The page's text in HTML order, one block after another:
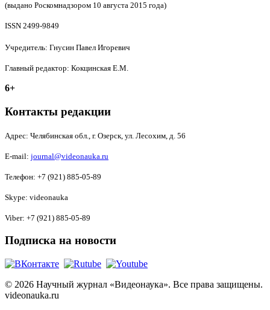
(выдано Роскомнадзором 10 августа 2015 года)
ISSN 2499-9849
Учредитель: Гнусин Павел Игоревич
Главный редактор: Кокцинская Е.М.
6+
Контакты редакции
Адрес: Челябинская обл., г. Озерск, ул. Лесохим, д. 56
E-mail: journal@videonauka.ru
Телефон: +7 (921) 885-05-89
Skype: videonauka
Viber: +7 (921) 885-05-89
Подписка на новости
© 2026 Научный журнал «Видеонаука». Все права защищены.
videonauka.ru